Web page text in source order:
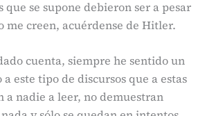
que se supone debieron ser a pesar
me creen, acuérdense de Hitler.
cuenta, siempre he sentido un
este tipo de discursos que a estas
a nadie a leer, no demuestran